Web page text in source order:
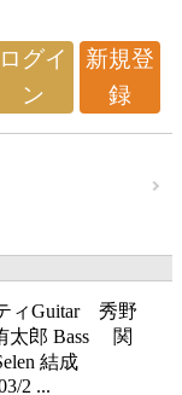
ログイ
ン
新規登
録
ティGuitar 秀野
郎 Bass 関
結成
2 ...